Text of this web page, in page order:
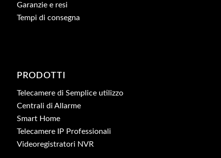
Garanzie e resi
Tempi di consegna
PRODOTTI
Telecamere di Semplice utilizzo
Centrali di Allarme
Smart Home
Telecamere IP Professionali
Videoregistratori NVR